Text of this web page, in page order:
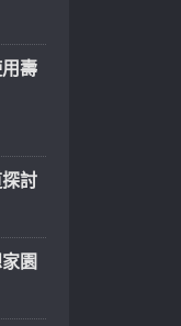
壽
討
園